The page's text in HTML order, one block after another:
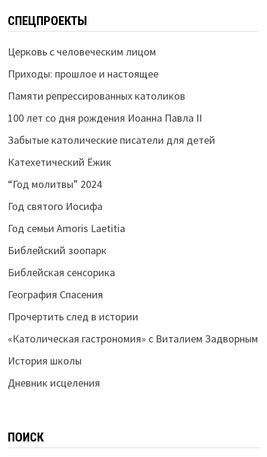
СПЕЦПРОЕКТЫ
Церковь с человеческим лицом
Приходы: прошлое и настоящее
Памяти репрессированных католиков
100 лет со дня рождения Иоанна Павла II
Забытые католические писатели для детей
Катехетический Ёжик
“Год молитвы” 2024
Год святого Иосифа
Год семьи Amoris Laetitia
Библейский зоопарк
Библейская сенсорика
География Спасения
Прочертить след в истории
«Католическая гастрономия» с Виталием Задворным
История школы
Дневник исцеления
ПОИСК